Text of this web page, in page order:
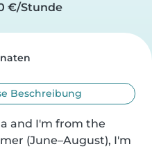
€/Stunde
Beschreibung
and I'm from the
(June–August), I'm